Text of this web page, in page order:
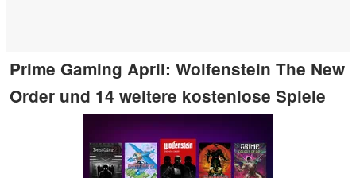
Prime Gaming April: Wolfenstein The New
Order und 14 weitere kostenlose Spiele